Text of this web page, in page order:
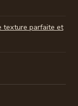
texture parfaite et